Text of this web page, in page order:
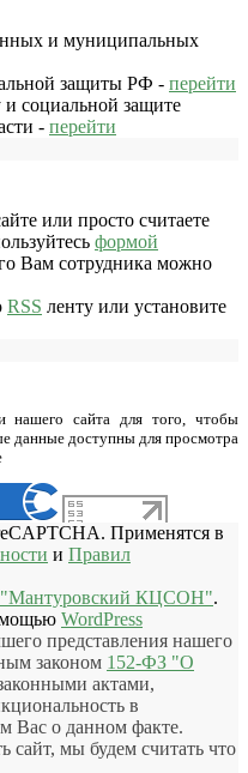
и муниципальных
защиты РФ - перейти
и социальной защите
- перейти
или просто считаете
формой
Вам сотрудника можно
RSS ленту или установите
сайта для того, чтобы
данные доступны для просмотра
Применятся в
и Правил
КЦСОН".
WordPress
представления нашего
законом 152-ФЗ "О
актами,
в
Вас о данном факте.
сайт, мы будем считать что